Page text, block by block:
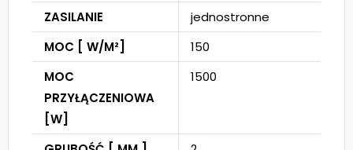
ZASILANIE
jednostronne
MOC [ W/M²]
150
MOC
PRZYŁĄCZENIOWA
[W]
1500